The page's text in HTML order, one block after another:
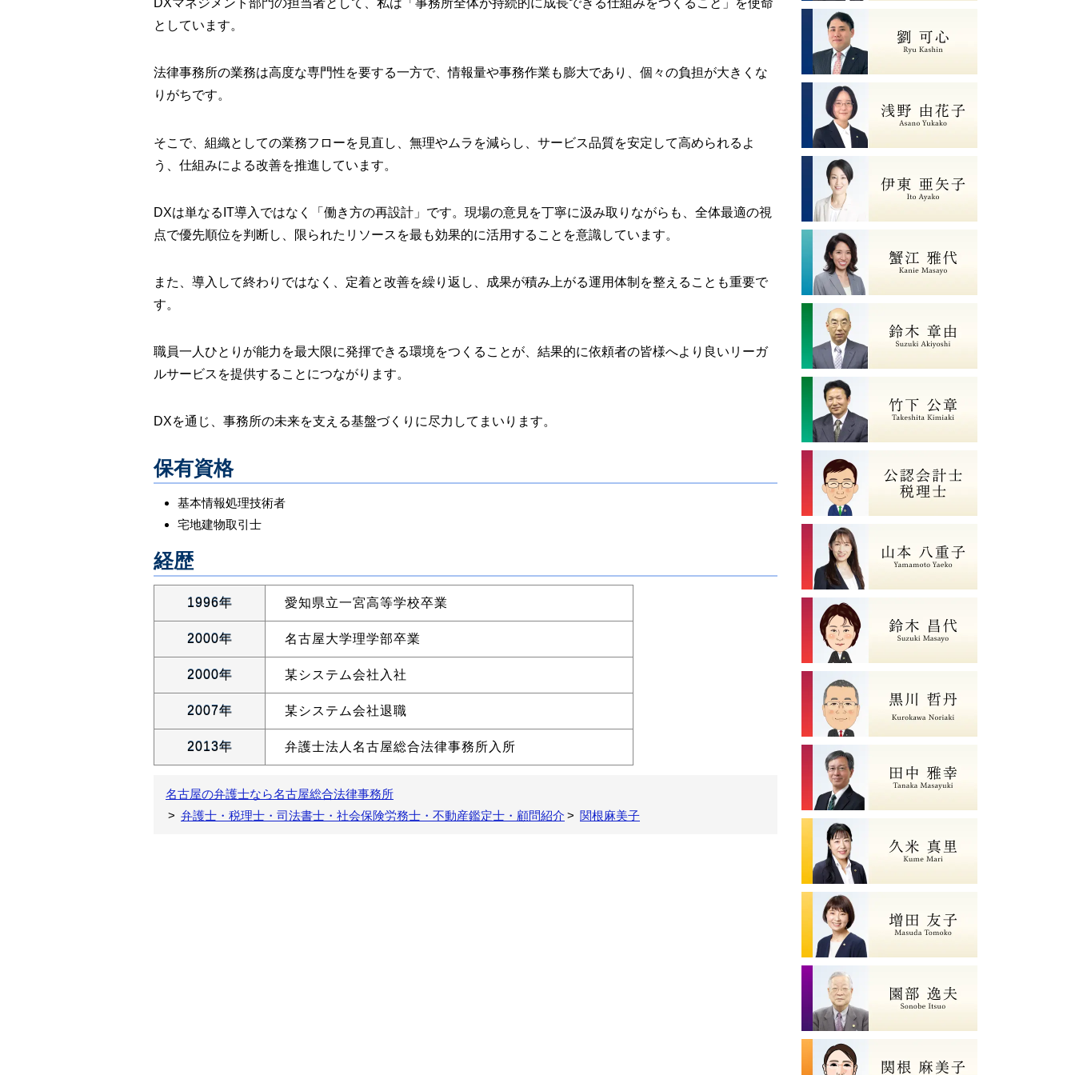
DXマネジメント部門の担当者として、私は「事務所全体が持続的に成長できる仕組みをつくること」を使命
としています。
法律事務所の業務は高度な専門性を要する一方で、情報量や事務作業も膨大であり、個々の負担が大きくな
りがちです。
そこで、組織としての業務フローを見直し、無理やムラを減らし、サービス品質を安定して高められるよ
う、仕組みによる改善を推進しています。
DXは単なるIT導入ではなく「働き方の再設計」です。現場の意見を丁寧に汲み取りながらも、全体最適の視
点で優先順位を判断し、限られたリソースを最も効果的に活用することを意識しています。
また、導入して終わりではなく、定着と改善を繰り返し、成果が積み上がる運用体制を整えることも重要で
す。
職員一人ひとりが能力を最大限に発揮できる環境をつくることが、結果的に依頼者の皆様へより良いリーガ
ルサービスを提供することにつながります。
DXを通じ、事務所の未来を支える基盤づくりに尽力してまいります。
保有資格
基本情報処理技術者
宅地建物取引士
経歴
1996年 愛知県立一宮高等学校卒業
2000年 名古屋大学理学部卒業
2000年 某システム会社入社
2007年 某システム会社退職
2013年 弁護士法人名古屋総合法律事務所入所
名古屋の弁護士なら名古屋総合法律事務所
弁護士・税理士・司法書士・社会保険労務士・不動産鑑定士・顧問紹介
関根麻美子